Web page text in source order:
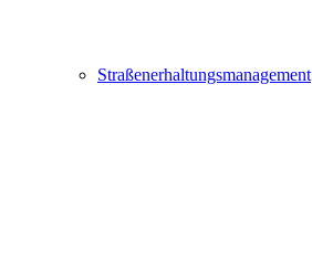
Straßenerhaltungsmanagement